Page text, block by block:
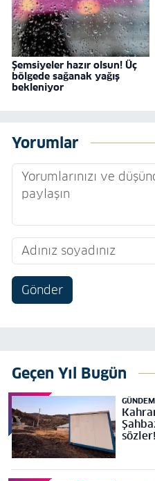
Şemsiyeler hazır olsun! Üç
bölgede sağanak yağış
bekleniyor
Yorumlar
Gönder
Geçen Yıl Bugün
GÜNDEM
sözler!